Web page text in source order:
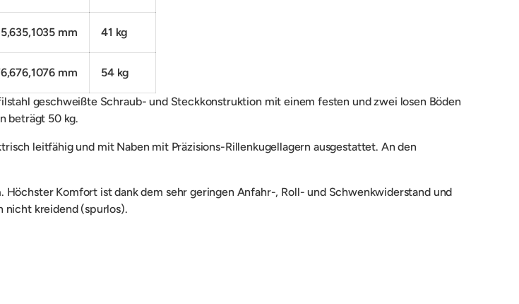
mm 41 kg
mm 54 kg
geschweißte Schraub- und Steckkonstruktion mit einem festen und zwei losen Böden
beträgt 50 kg.
leitfähig und mit Naben mit Präzisions-Rillenkugellagern ausgestattet. An den
Höchster Komfort ist dank dem sehrgeringen Anfahr-, Roll- und Schwenkwiderstand und
nicht kreidend (spurlos).